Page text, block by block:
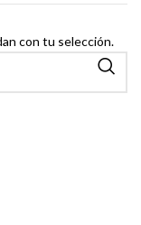
con tu selección.